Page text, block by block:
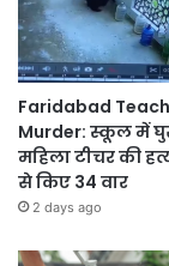
Faridabad
Murder: स्कूल में
महिला टीचर की
से किए 34 वार
2 days ago